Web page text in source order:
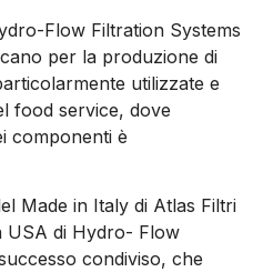
Flow Filtration Systems
per la produzione di
utilizzate e
food service, dove
componenti è
Made in Italy di Atlas Filtri
USA di Hydro- Flow
condiviso, che